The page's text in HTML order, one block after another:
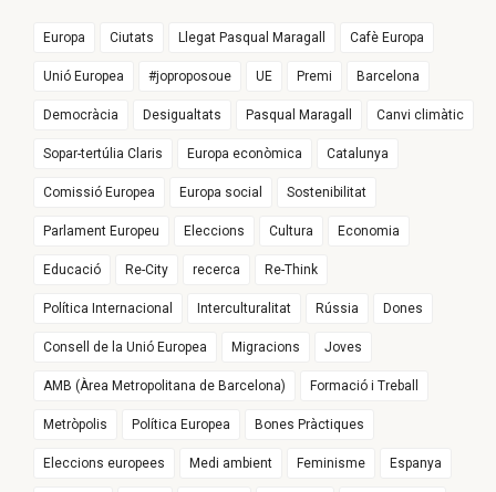
Europa Ciutats Llegat Pasqual Maragall Cafè Europa
Unió Europea #joproposoue UE Premi Barcelona
Democràcia Desigualtats Pasqual Maragall Canvi climàtic
Sopar-tertúlia Claris Europa econòmica Catalunya
Comissió Europea Europa social Sostenibilitat
Parlament Europeu Eleccions Cultura Economia
Educació Re-City recerca Re-Think
Política Internacional Interculturalitat Rússia Dones
Consell de la Unió Europea Migracions Joves
AMB (Àrea Metropolitana de Barcelona) Formació i Treball
Metròpolis Política Europea Bones Pràctiques
Eleccions europees Medi ambient Feminisme Espanya